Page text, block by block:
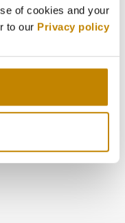
of cookies and your
to our Privacy policy